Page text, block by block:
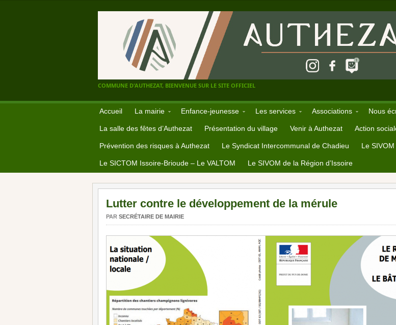
COMMUNE D'AUTHEZAT, BIENVENUE SUR LE SITE OFFICIEL
Accueil La mairie Enfance-jeunesse Les services Associations Nous
La salle des fêtes d’Authezat Présentation du village Venir à Authezat Action
Prévention des risques à Authezat Le Syndicat Intercommunal de Chadieu Le
Le SICTOM Issoire-Brioude – Le VALTOM Le SIVOM de la Région d’Issoire
Lutter contre le développement de la mérule
PAR SECRÉTAIRE DE MAIRIE